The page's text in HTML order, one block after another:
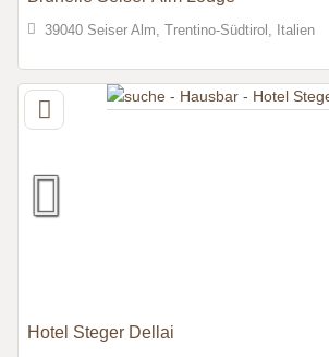
39040 Seiser Alm, Trentino-Südtirol, Italien
Hotel Steger Dellai